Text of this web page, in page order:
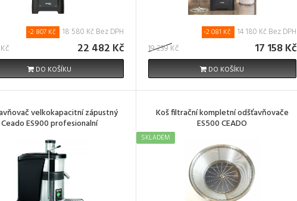
-2 807 Kč 18 580 Kč Bez DPH
22 482 Kč
DO KOŠÍKU
19 239 Kč
-2 081 Kč 14 180 Kč Bez DPH
17 158 Kč
DO KOŠÍKU
velkokapacitní zápustný
Ceado ES900 profesionalní
Koš filtrační kompletní odšťavňovače
ES500 CEADO
SKLADEM